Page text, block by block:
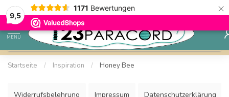
9,5
1171 Bewertungen ×
Sparen Sie mit Ihrem Konto und sichern Sie sich Rabatte.
MENU
Startseite / Inspiration / Honey Bee
Widerrufsbelehrung Impressum Datenschutzerklärung